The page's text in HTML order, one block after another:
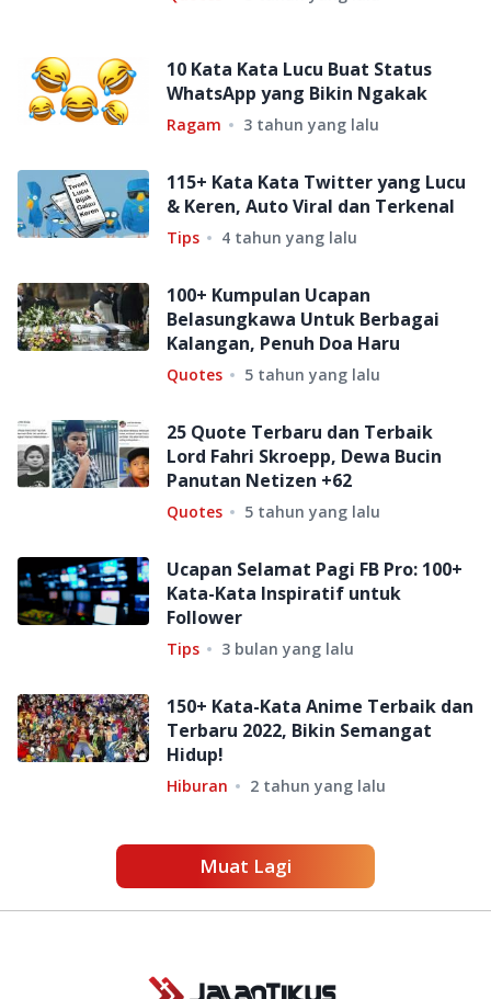
10 Kata Kata Lucu Buat Status
WhatsApp yang Bikin Ngakak
Ragam 3 tahun yang lalu
115+ Kata Kata Twitter yang Lucu
& Keren, Auto Viral dan Terkenal
Tips 4 tahun yang lalu
100+ Kumpulan Ucapan
Belasungkawa Untuk Berbagai
Kalangan, Penuh Doa Haru
Quotes 5 tahun yang lalu
25 Quote Terbaru dan Terbaik
Lord Fahri Skroepp, Dewa Bucin
Panutan Netizen +62
Quotes 5 tahun yang lalu
Ucapan Selamat Pagi FB Pro: 100+
Kata-Kata Inspiratif untuk
Follower
Tips 3 bulan yang lalu
150+ Kata-Kata Anime Terbaik dan
Terbaru 2022, Bikin Semangat
Hidup!
Hiburan 2 tahun yang lalu
Muat Lagi